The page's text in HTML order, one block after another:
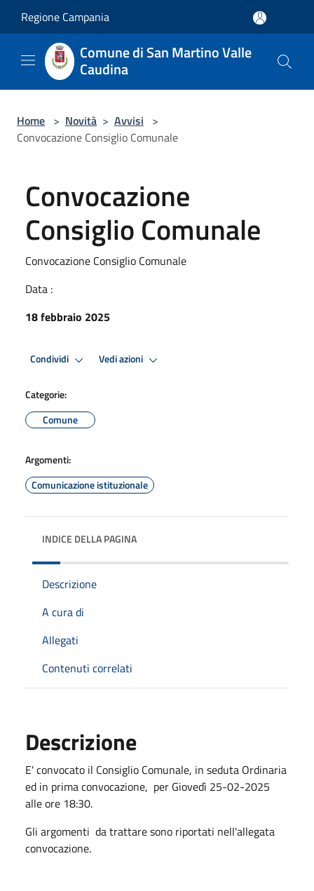
Regione Campania
Comune di San Martino Valle
Caudina
Home > Novità > Avvisi >
Convocazione Consiglio Comunale
Convocazione
Consiglio Comunale
Convocazione Consiglio Comunale
Data :
18 febbraio 2025
Condividi Vedi azioni
Categorie:
Comune
Argomenti:
Comunicazione istituzionale
INDICE DELLA PAGINA
Descrizione
A cura di
Allegati
Contenuti correlati
Descrizione
E' convocato il Consiglio Comunale, in seduta Ordinaria
ed in prima convocazione, per Giovedì 25-02-2025
alle ore 18:30.
Gli argomenti da trattare sono riportati nell'allegata
convocazione.